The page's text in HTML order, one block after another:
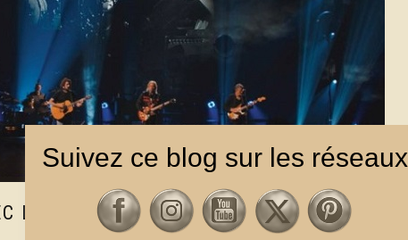
LA SORTIE D’UN LIVE ENREGISTRÉ EN
Suivez ce blog sur les réseaux